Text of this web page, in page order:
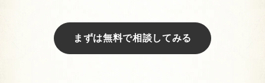
まずは無料で相談してみる